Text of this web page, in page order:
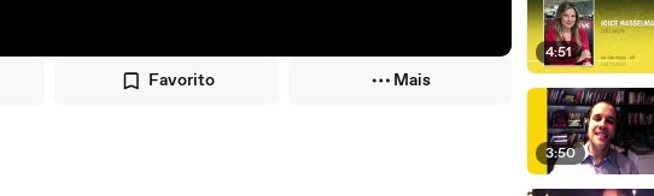
Favorito Mais
4:51
3:50